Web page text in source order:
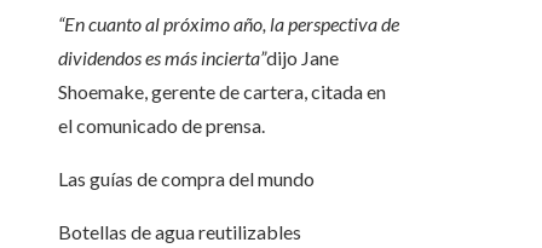
“En cuanto al próximo año, la perspectiva de
dividendos es más incierta”dijo Jane
Shoemake, gerente de cartera, citada en
el comunicado de prensa.
Las guías de compra del mundo
Botellas de agua reutilizables